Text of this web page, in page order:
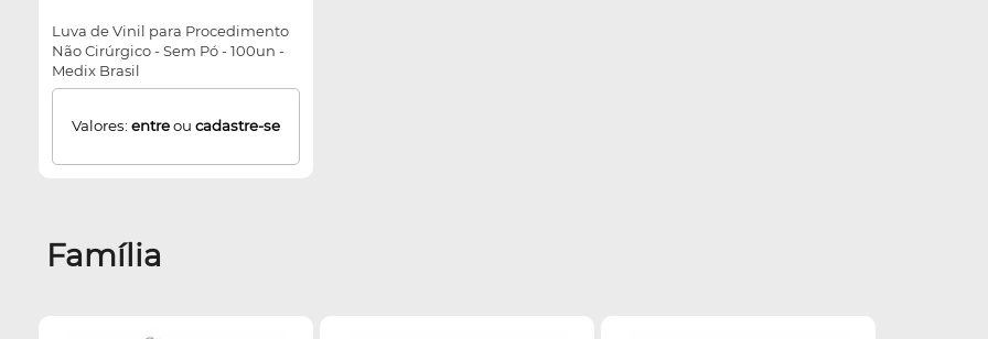
Luva de Vinil para Procedimento
Não Cirúrgico - Sem Pó - 100un -
Medix Brasil
Valores: entreou cadastre-se
Família